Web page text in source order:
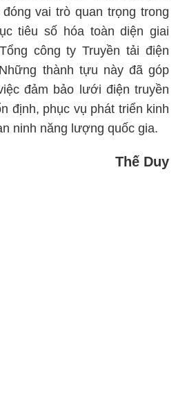
vai trò quan trọng trong
tiêu số hóa toàn diện giai
công ty Truyền tải điện
thành tựu này đã góp
đảm bảo lưới điện truyền
định, phục vụ phát triển kinh
ninh năng lượng quốc gia.
Thế Duy